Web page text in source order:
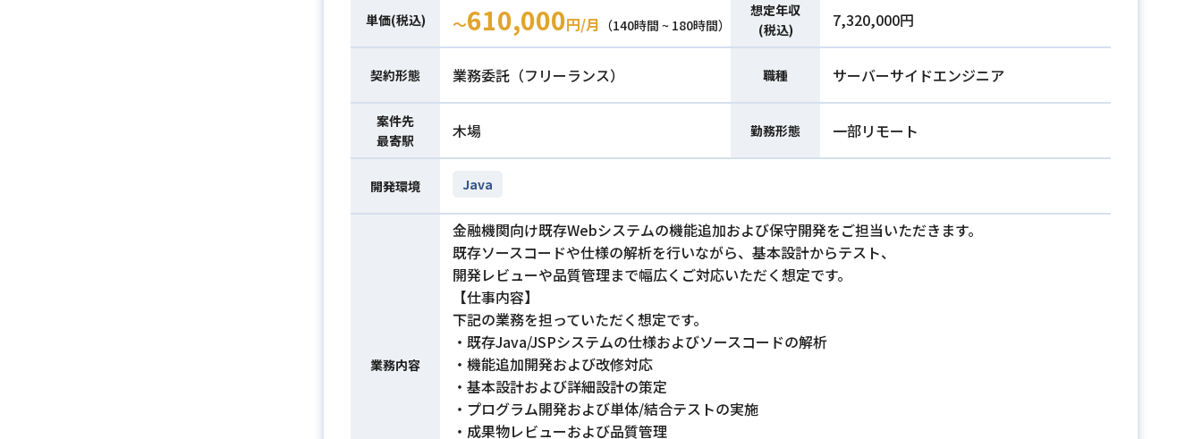
単価(税込) 〜610,000円/月 （140時間 ~ 180時間）
想定年収
(税込)
7,320,000円
契約形態 業務委託（フリーランス） 職種 サーバーサイドエンジニア
案件先
最寄駅
木場 勤務形態 一部リモート
開発環境 Java
業務内容
金融機関向け既存Webシステムの機能追加および保守開発をご担当いただきます。
既存ソースコードや仕様の解析を行いながら、基本設計からテスト、
開発レビューや品質管理まで幅広くご対応いただく想定です。
【仕事内容】
下記の業務を担っていただく想定です。
・既存Java/JSPシステムの仕様およびソースコードの解析
・機能追加開発および改修対応
・基本設計および詳細設計の策定
・プログラム開発および単体/結合テストの実施
・成果物レビューおよび品質管理